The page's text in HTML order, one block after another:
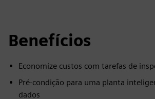
Benefícios
Economize custos com tarefas de
Pré-condição para uma planta
dados